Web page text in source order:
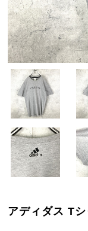
アディダス T